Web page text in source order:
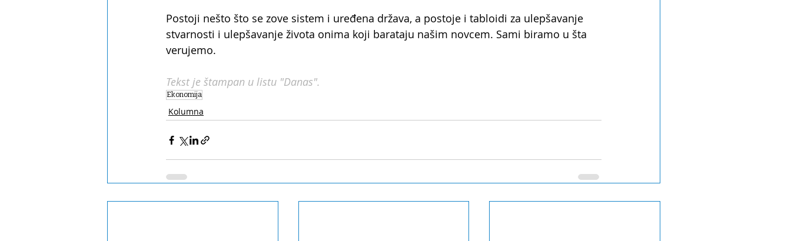
Postoji nešto što se zove sistem i uređena država, a postoje i tabloidi za ulepšavanje
stvarnosti i ulepšavanje života onima koji barataju našim novcem. Sami biramo u šta
verujemo.
Tekst je štampan u listu "Danas".
Ekonomija
Kolumna